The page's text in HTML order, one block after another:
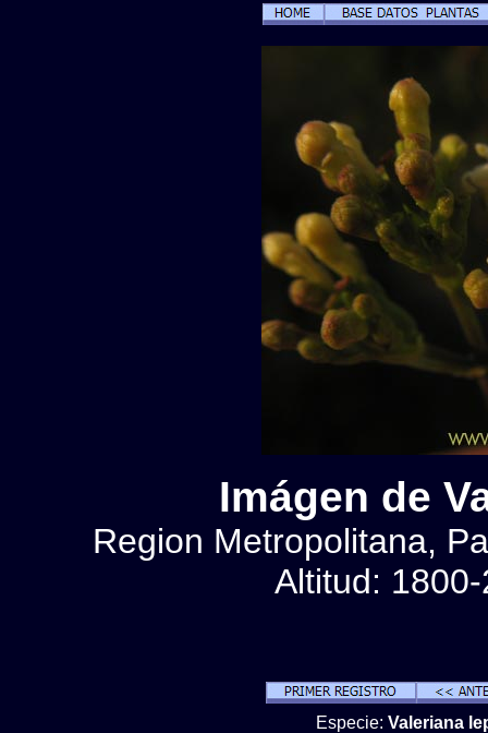
Imágen de
Region Metropolitana,
Altitud:
Especie: Valeriana